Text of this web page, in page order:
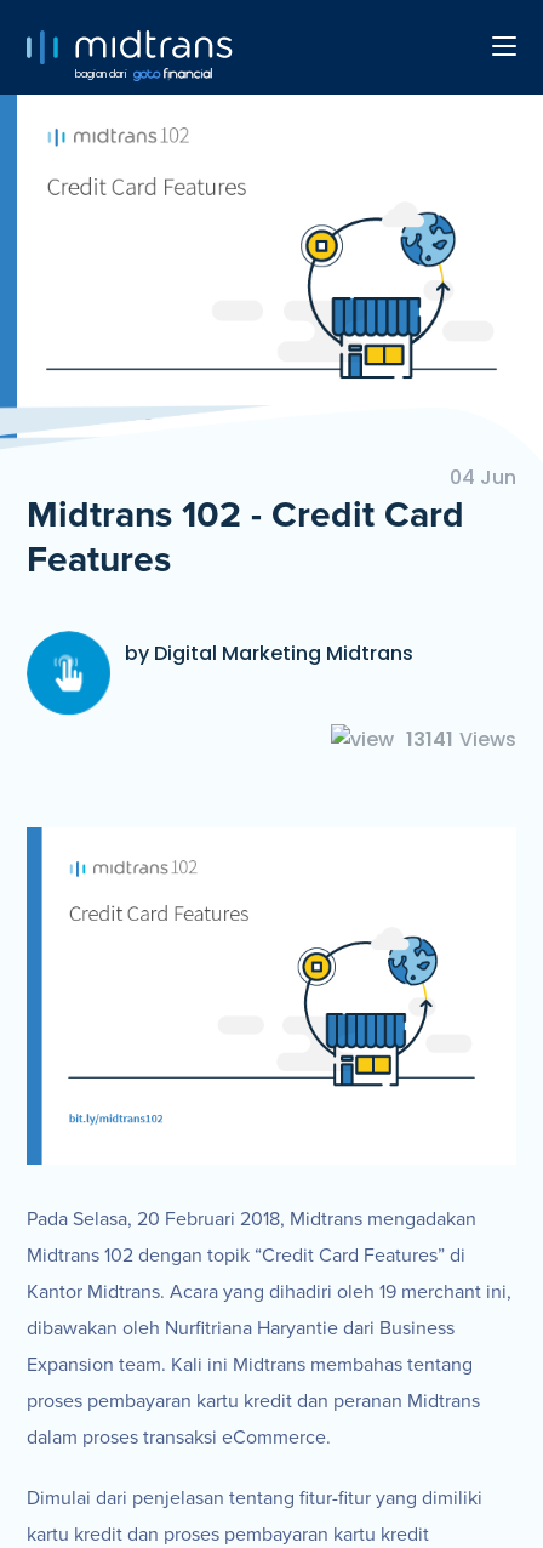
bagian dari
04 Jun
Midtrans 102 - Credit Card
Features
by Digital Marketing Midtrans
13141 Views
Pada Selasa, 20 Februari 2018, Midtrans mengadakan
Midtrans 102 dengan topik “Credit Card Features” di
Kantor Midtrans. Acara yang dihadiri oleh 19 merchant ini,
dibawakan oleh Nurfitriana Haryantie dari Business
Expansion team. Kali ini Midtrans membahas tentang
proses pembayaran kartu kredit dan peranan Midtrans
dalam proses transaksi eCommerce.
Dimulai dari penjelasan tentang fitur-fitur yang dimiliki
kartu kredit dan proses pembayaran kartu kredit